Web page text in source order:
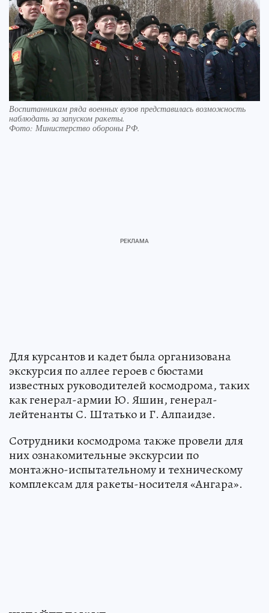
Воспитанникам ряда военных вузов представилась возможность
наблюдать за запуском ракеты.
Фото: Министерство обороны РФ.
Для курсантов и кадет была организована
экскурсия по аллее героев с бюстами
известных руководителей космодрома, таких
как генерал-армии Ю. Яшин, генерал-
лейтенанты С. Штатько и Г. Алпаидзе.
Сотрудники космодрома также провели для
них ознакомительные экскурсии по
монтажно-испытательному и техническому
комплексам для ракеты-носителя «Ангара».